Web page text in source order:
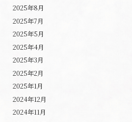
2025年8月
2025年7月
2025年5月
2025年4月
2025年3月
2025年2月
2025年1月
2024年12月
2024年11月